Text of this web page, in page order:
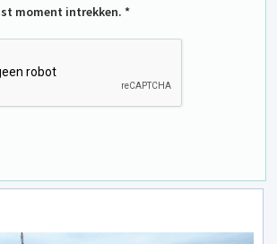
moment intrekken. *